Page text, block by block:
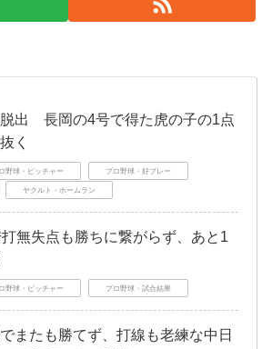
出 長岡の4号で得た虎の子の1点
く
野球・ピッチャー プロ野球・好プレー
ヤクルト・ホームラン
無失点も勝ちに繋がらず、あと1
野球・ピッチャー プロ野球・試合結果
またも勝てず、打線も老練な中日